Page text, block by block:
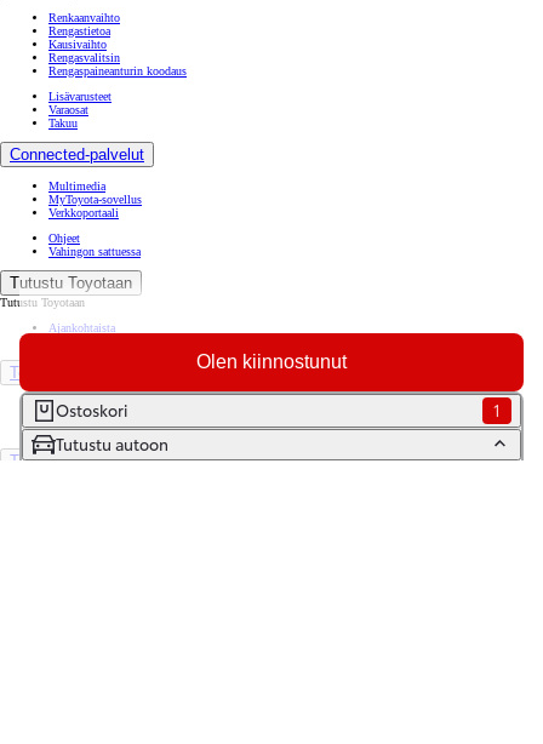
Olen kiinnostunut
Ostoskori
1
Tutustu autoon
Renkaanvaihto
Rengastietoa
Kausivaihto
Rengasvalitsin
Rengaspaineanturin koodaus
Lisävarusteet
Varaosat
Takuu
Connected-palvelut
Multimedia
MyToyota-sovellus
Verkkoportaali
Ohjeet
Vahingon sattuessa
Tutustu Toyotaan
Tutustu Toyotaan
Ajankohtaista
Toyota Suomessa
Toyotan lehdistöpankki
Yhdessä pidemmälle
TOYOTA GAZOO Racing